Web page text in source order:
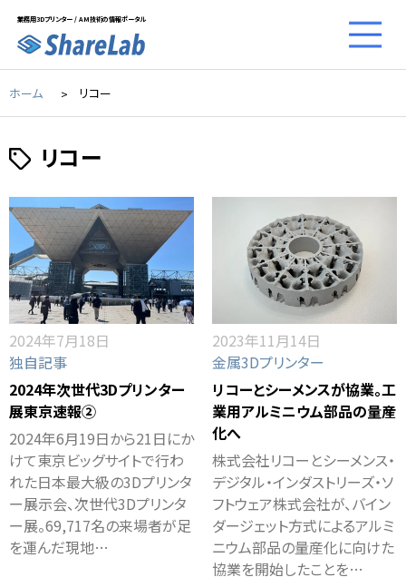
業務用3Dプリンター / AM技術の情報ポータル
ホーム リコー
リコー
2024年7月18日
独自記事
2024年次世代3Dプリンター
展東京速報②
2024年6月19日から21日にか
けて東京ビッグサイトで行わ
れた日本最大級の3Dプリンタ
ー展示会、次世代3Dプリンタ
ー展。69,717名の来場者が足
を運んだ現地…
2023年11月14日
金属3Dプリンター
リコーとシーメンスが協業。工
業用アルミニウム部品の量産
化へ
株式会社リコーとシーメンス・
デジタル・インダストリーズ・ソ
フトウェア株式会社が、バイン
ダージェット方式によるアルミ
ニウム部品の量産化に向けた
協業を開始したことを…